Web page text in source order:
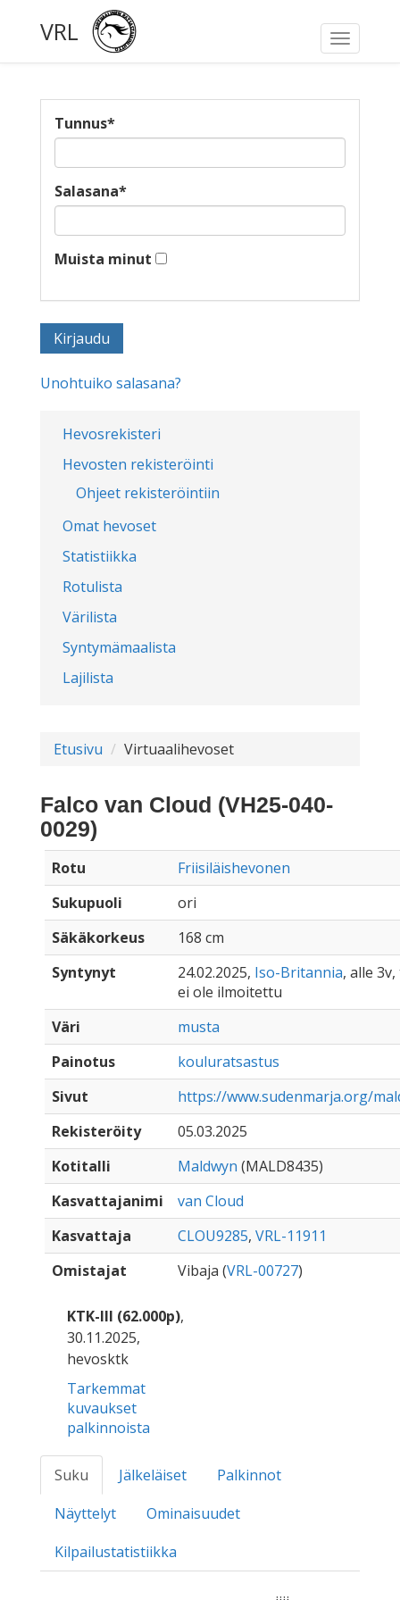
Toggle
VRL
Hevosrekisteri
Hevosten rekisteröinti
Ohjeet rekisteröintiin
Omat hevoset
Statistiikka
Rotulista
Värilista
Syntymämaalista
Lajilista
Tunnus*
Salasana*
Muista minut
Unohtuiko salasana?
Etusivu Virtuaalihevoset
Falco van Cloud (VH25-040-
0029)
Rotu
Friisiläishevonen
Sukupuoli
ori
Säkäkorkeus
168 cm
Syntynyt
24.02.2025, Iso-Britannia, alle
ei ole ilmoitettu
Väri
musta
Painotus
kouluratsastus
Sivut
https://www.sudenmarja.org/
Rekisteröity
05.03.2025
Kotitalli
Maldwyn (MALD8435)
Kasvattajanimi
van Cloud
Kasvattaja
CLOU9285, VRL-11911
Omistajat
Vibaja (VRL-00727)
KTK-III (62.000p),
30.11.2025,
hevosktk
Tarkemmat
kuvaukset
palkinnoista
Suku Jälkeläiset
Palkinnot
Näyttelyt
Ominaisuudet
Kilpailustatistiikka